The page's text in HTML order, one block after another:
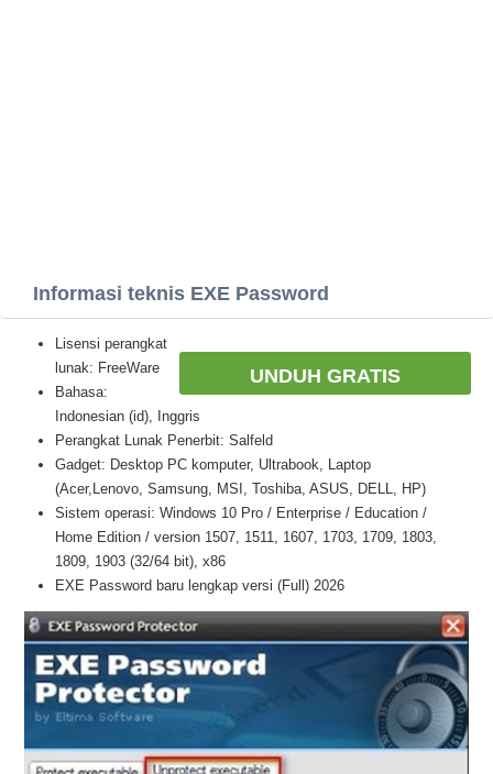
Informasi teknis EXE Password
UNDUH GRATIS
Lisensi perangkat
lunak: FreeWare
Bahasa:
Indonesian (id), Inggris
Perangkat Lunak Penerbit: Salfeld
Gadget: Desktop PC komputer, Ultrabook, Laptop
(Acer,Lenovo, Samsung, MSI, Toshiba, ASUS, DELL, HP)
Sistem operasi: Windows 10 Pro / Enterprise / Education /
Home Edition / version 1507, 1511, 1607, 1703, 1709, 1803,
1809, 1903 (32/64 bit), x86
EXE Password baru lengkap versi (Full) 2026